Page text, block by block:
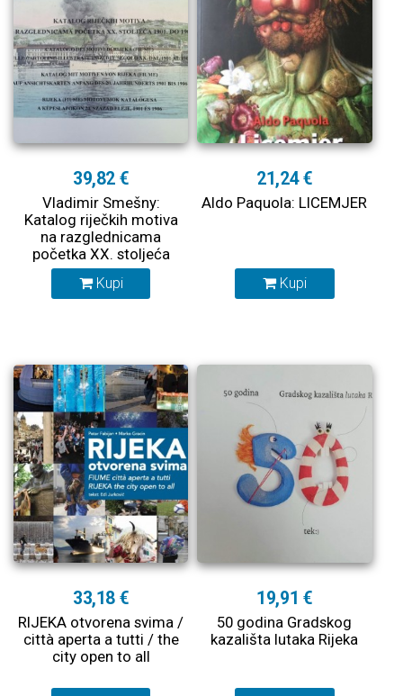
39,82 €
Vladimir Smešny:
Katalog riječkih motiva
na razglednicama
početka XX. stoljeća
1901. do 1906.
Kupi
21,24 €
Aldo Paquola: LICEMJER
Kupi
33,18 €
RIJEKA otvorena svima /
città aperta a tutti / the
city open to all
19,91 €
50 godina Gradskog
kazališta lutaka Rijeka